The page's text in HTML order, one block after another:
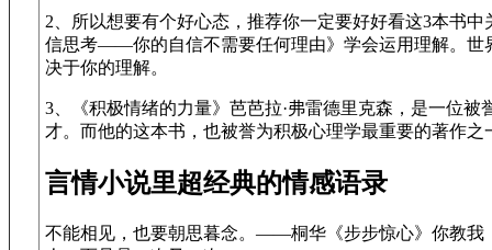
2、所以想要有个好心态，推荐你一定要好好看这3本书
信思考——你的自信不需要任何理由》学会运用理解。世
决于你的理解。
3、《积极情绪的力量》芭芭拉·弗雷德里克森，是一位被
才。而他的这本书，也被誉为积极心理学最重要的著作之
言情小说里超经典的情感语录
不能相见，也要朝思暮念。——桐华《步步惊心》你教我